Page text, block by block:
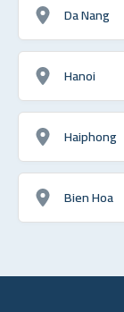
Da Nang
Hanoi
Haiphong
Bien Hoa